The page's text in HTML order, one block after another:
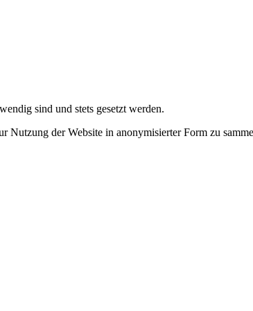
sind und stets gesetzt werden.
Nutzung der Website in anonymisierter Form zu